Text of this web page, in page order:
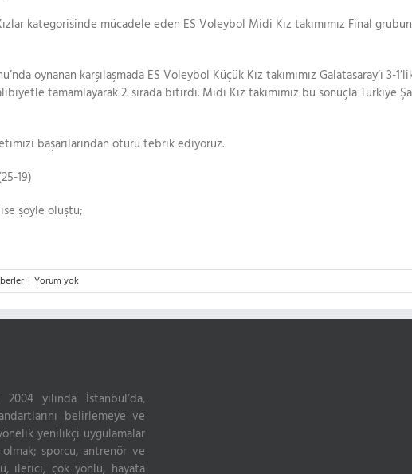
kategorisinde mücadele eden ES Voleybol Midi Kız takımımız Final
oynanan karşılaşmada ES Voleybol Küçük Kız takımımız Galatasaray’ı 3-
tamamlayarak 2. sırada bitirdi. Midi Kız takımımız bu sonuçla Türkiye
başarılarından ötürü tebrik ediyoruz.
19)
şöyle oluştu;
| Yorum yok
yılında İstanbul’da,
belirlemeye ve
yenilikçi uygulamalar
sporcu, antrenör ve
ilerici, çok yönlü, hayata